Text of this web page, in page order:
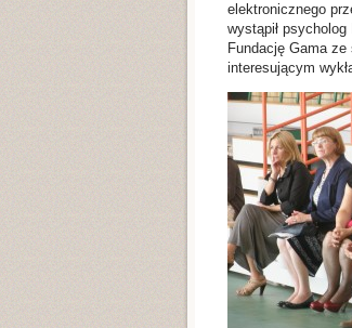
elektronicznego
wystąpił
Fundację Gama
interesującym